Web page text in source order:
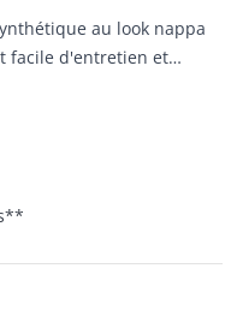
au look nappa
facile d'entretien et
pas renoncer à l'aspect
**